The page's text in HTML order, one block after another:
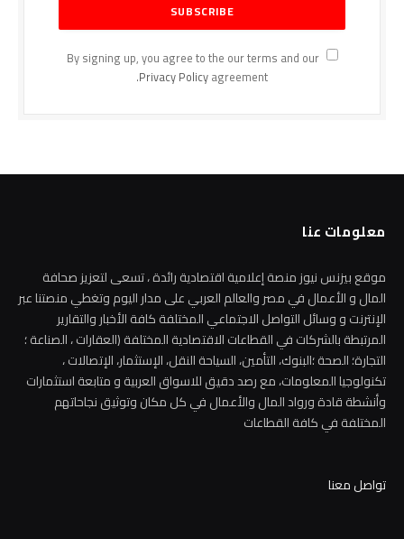
By signing up, you agree to the our terms and our
Privacy Policyagreement.
معلومات عنا
موقع بيزنس نيوز منصة إعلامية اقتصادية رائدة ، تسعى لتعزيز صحافة
المال و الأعمال في مصر والعالم العربي على مدار اليوم وتغطي منصتنا عبر
الإنترنت و وسائل التواصل الاجتماعي المختلفة كافة الأخبار والتقارير
المرتبطة بالشركات في القطاعات الاقتصادية المختلفة (العقارات ، الصناعة ؛
التجارة؛ الصحة ؛البنوك، التأمين، السياحة النقل، الإستثمار، الإتصالات ،
تكنولوجيا المعلومات، مع رصد دقيق للاسواق العربية و متابعة استثمارات
وأنشطة قادة ورواد المال والأعمال في كل مكان وتوثيق نجاحاتهم
المختلفة في كافة القطاعات
تواصل معنا